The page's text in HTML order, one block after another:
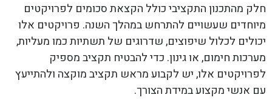
חלק מהתכנון התקציבי כולל הקצאת סכומים לפרויקטים
מיוחדים שעשויים להתרחש במהלך השנה. פרויקטים אלו
יכולים לכלול שיפוצים, שדרוגים של תשתיות כמו מעליות,
מערכות חימום, או גינון. כדי להבטיח תקציב מספיק
לפרויקטים אלו, יש לקבוע מראש תקציב מוקצה ולהתייעץ
עם אנשי מקצוע במידת הצורך.